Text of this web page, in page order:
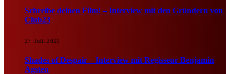
Schreibe deinen Film! – Interview mit den Gründern von
Club23
27. Juli. 2021
Shades of Despair – Interview mit Regisseur Benjamin
Agsten